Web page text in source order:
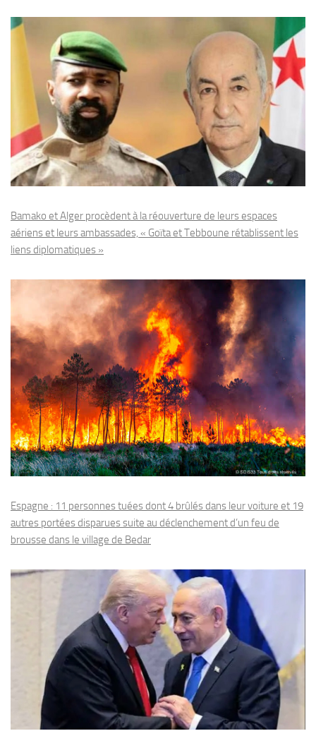
Bamako et Alger procèdent à la réouverture de leurs espaces
aériens et leurs ambassades, « Goïta et Tebboune rétablissent les
liens diplomatiques »
Espagne : 11 personnes tuées dont 4 brûlés dans leur voiture et 19
autres portées disparues suite au déclenchement d’un feu de
brousse dans le village de Bedar